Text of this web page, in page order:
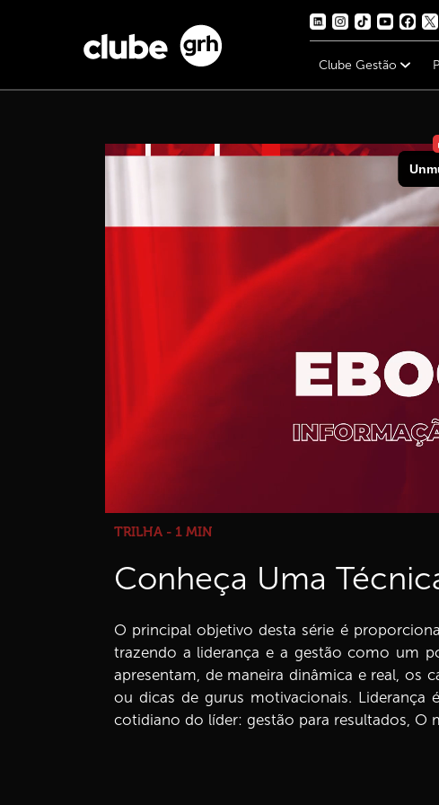
Clube Gestão
TRILHA - 1 MIN
Conheça Uma
O principal objetivo desta série é
trazendo a liderança e a gestão como um
apresentam, de maneira dinâmica e real, os
ou dicas de gurus motivacionais. Liderança
cotidiano do líder: gestão para resultados, O